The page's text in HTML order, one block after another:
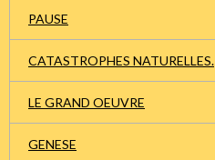
PAUSE
CATASTROPHES NATURELLES.
LE GRAND OEUVRE
GENESE